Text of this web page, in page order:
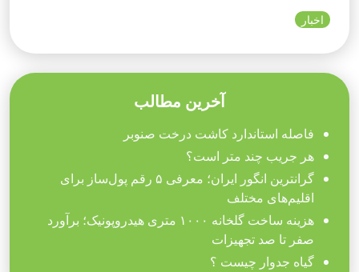
اخبار
آخرین مطالب
فاصله استاندارد کاشت درخت صنوبر
هر جریب چند متر است؟
گرانترین انگور ایران؛ معرفی ۵ رقم پول‌ساز برای
اقلیم‌های مختلف
هزینه ساخت گلخانه ۱۰۰۰ متری هیدروپونیک؛ برآورد
صفر تا صد تجهیزات
گیاه جدوار چیست ؟